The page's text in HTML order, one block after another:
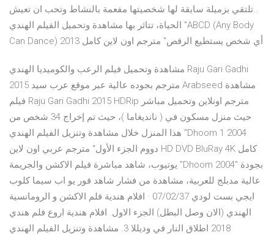
..تلتقي بزميلة سابقة لها شخصيتها مفعمة بالنشاط وتحب ان تعيش
الحياة، تتاثر بها مشاهدة وتحميل الفيلم الهندي "ABCD (Any Body
Can Dance) 2013 أي شخص يستطيع الرقص" مترجم اون لاين كامل
مشاهدة وتحميل فيلم الرعب والكوميديا الهندي Raju Gari Gadhi
2015 مترجم بجوده عالية عبر موقع عرب سيد Arabseed مشاهدة
فيلم Raju Gari Gadhi 2015 HDRip مترجم اونلاين وتحميل مباشر
حيث منزل مسكون في ( نانديغاما )، حيث تم إخراج 34 شخص من
هذا المنزل خلال مشاهدة وتنزيل الفيلم الهندي "Dhoom 1 2004
دووم الجزء الأول" مترجم عربي اون لاين HD DVD BluRay 4K كامل
يوتيوب، شاهد مباشرة فيلم الاكشن والجريمة "Dhoom 2004" بجودة
عالية مدبلج للعربية، مشاهدة من فشار شاهد فور يو اب سيما كلوب
ايجي بست لودي 07/02/37 · افلام هندية فلم الاكشن و الرومانسية
الهندي (الان وصل البطل) الجزء الاول. افلام هندية اروع فلم هندي
2018 اطلاق النار في وديللا 3. مشاهدة وتنزيل الفيلم الهندي